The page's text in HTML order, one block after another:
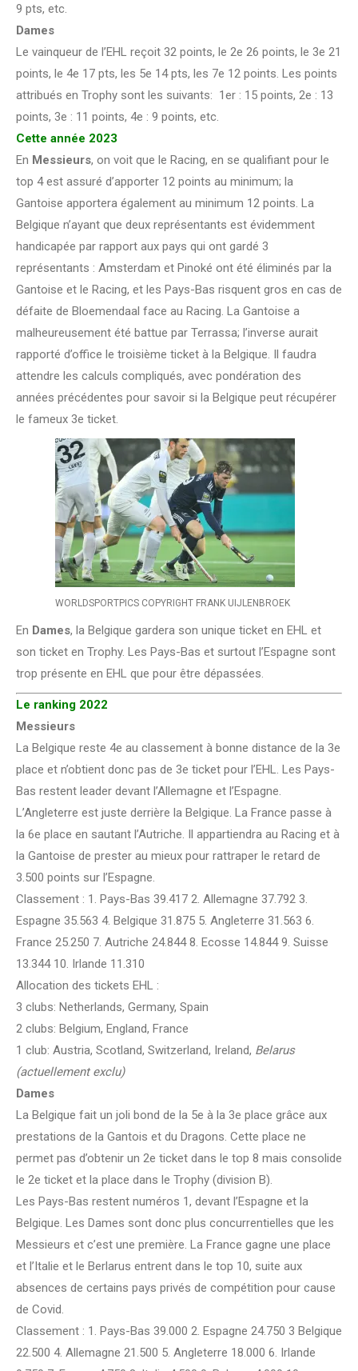
9 pts, etc.
Dames
Le vainqueur de l’EHL reçoit 32 points, le 2e 26 points, le 3e 21
points, le 4e 17 pts, les 5e 14 pts, les 7e 12 points. Les points
attribués en Trophy sont les suivants: 1er : 15 points, 2e : 13
points, 3e : 11 points, 4e : 9 points, etc.
Cette année 2023
En Messieurs, on voit que le Racing, en se qualifiant pour le
top 4 est assuré d’apporter 12 points au minimum; la
Gantoise apportera également au minimum 12 points. La
Belgique n’ayant que deux représentants est évidemment
handicapée par rapport aux pays qui ont gardé 3
représentants : Amsterdam et Pinoké ont été éliminés par la
Gantoise et le Racing, et les Pays-Bas risquent gros en cas de
défaite de Bloemendaal face au Racing. La Gantoise a
malheureusement été battue par Terrassa; l’inverse aurait
rapporté d’office le troisième ticket à la Belgique. Il faudra
attendre les calculs compliqués, avec pondération des
années précédentes pour savoir si la Belgique peut récupérer
le fameux 3e ticket.
WORLDSPORTPICS COPYRIGHT FRANK UIJLENBROEK
En Dames, la Belgique gardera son unique ticket en EHL et
son ticket en Trophy. Les Pays-Bas et surtout l’Espagne sont
trop présente en EHL que pour être dépassées.
Le ranking 2022
Messieurs
La Belgique reste 4e au classement à bonne distance de la 3e
place et n’obtient donc pas de 3e ticket pour l’EHL. Les Pays-
Bas restent leader devant l’Allemagne et l’Espagne.
L’Angleterre est juste derrière la Belgique. La France passe à
la 6e place en sautant l’Autriche. Il appartiendra au Racing et à
la Gantoise de prester au mieux pour rattraper le retard de
3.500 points sur l’Espagne.
Classement : 1. Pays-Bas 39.417 2. Allemagne 37.792 3.
Espagne 35.563 4. Belgique 31.875 5. Angleterre 31.563 6.
France 25.250 7. Autriche 24.844 8. Ecosse 14.844 9. Suisse
13.344 10. Irlande 11.310
Allocation des tickets EHL :
3 clubs: Netherlands, Germany, Spain
2 clubs: Belgium, England, France
1 club: Austria, Scotland, Switzerland, Ireland, Belarus
(actuellement exclu)
Dames
La Belgique fait un joli bond de la 5e à la 3e place grâce aux
prestations de la Gantois et du Dragons. Cette place ne
permet pas d’obtenir un 2e ticket dans le top 8 mais consolide
le 2e ticket et la place dans le Trophy (division B).
Les Pays-Bas restent numéros 1, devant l’Espagne et la
Belgique. Les Dames sont donc plus concurrentielles que les
Messieurs et c’est une première. La France gagne une place
et l’Italie et le Berlarus entrent dans le top 10, suite aux
absences de certains pays privés de compétition pour cause
de Covid.
Classement : 1. Pays-Bas 39.000 2. Espagne 24.750 3 Belgique
22.500 4. Allemagne 21.500 5. Angleterre 18.000 6. Irlande